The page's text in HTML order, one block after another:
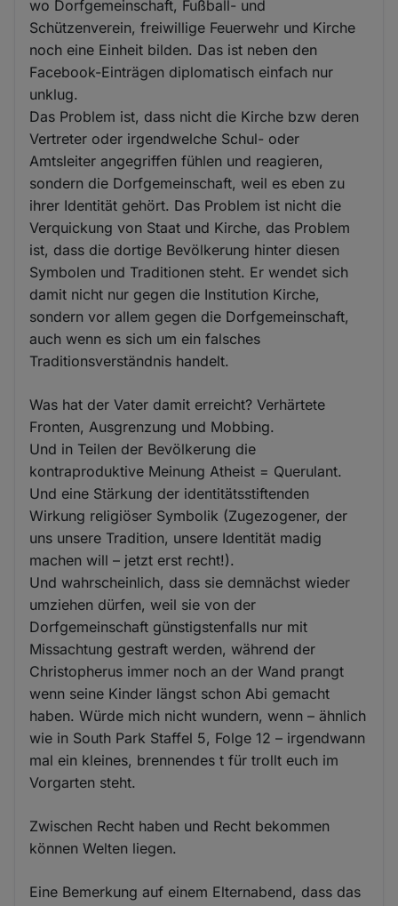
wo Dorfgemeinschaft, Fußball- und
Schützenverein, freiwillige Feuerwehr und Kirche
noch eine Einheit bilden. Das ist neben den
Facebook-Einträgen diplomatisch einfach nur
unklug.
Das Problem ist, dass nicht die Kirche bzw deren
Vertreter oder irgendwelche Schul- oder
Amtsleiter angegriffen fühlen und reagieren,
sondern die Dorfgemeinschaft, weil es eben zu
ihrer Identität gehört. Das Problem ist nicht die
Verquickung von Staat und Kirche, das Problem
ist, dass die dortige Bevölkerung hinter diesen
Symbolen und Traditionen steht. Er wendet sich
damit nicht nur gegen die Institution Kirche,
sondern vor allem gegen die Dorfgemeinschaft,
auch wenn es sich um ein falsches
Traditionsverständnis handelt.
Was hat der Vater damit erreicht? Verhärtete
Fronten, Ausgrenzung und Mobbing.
Und in Teilen der Bevölkerung die
kontraproduktive Meinung Atheist = Querulant.
Und eine Stärkung der identitätsstiftenden
Wirkung religiöser Symbolik (Zugezogener, der
uns unsere Tradition, unsere Identität madig
machen will – jetzt erst recht!).
Und wahrscheinlich, dass sie demnächst wieder
umziehen dürfen, weil sie von der
Dorfgemeinschaft günstigstenfalls nur mit
Missachtung gestraft werden, während der
Christopherus immer noch an der Wand prangt
wenn seine Kinder längst schon Abi gemacht
haben. Würde mich nicht wundern, wenn – ähnlich
wie in South Park Staffel 5, Folge 12 – irgendwann
mal ein kleines, brennendes t für trollt euch im
Vorgarten steht.
Zwischen Recht haben und Recht bekommen
können Welten liegen.
Eine Bemerkung auf einem Elternabend, dass das